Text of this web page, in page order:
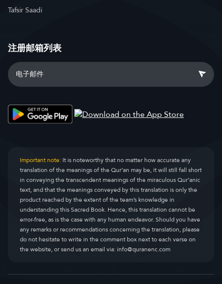
Tafsir Saadi
注册邮箱列表
Important note:It is noteworthy that no matter how accurate any
translation of the meanings of the Qur’an may be, it will still fall short
in conveying the transcendent meanings of the miraculous Qur’anic
text, and that the meanings conveyed by this translation is only the
product reached by the extent of the team’s knowledge in
understanding this Sacred Book. Hence, this translation cannot be
error-free, as is the case with any human endeavor. Should you have
any remarks or recommendations concerning the translation, please
do not hesitate to write in the comment box next to each verse on
the website, or send us an email via:info@quranenc.com